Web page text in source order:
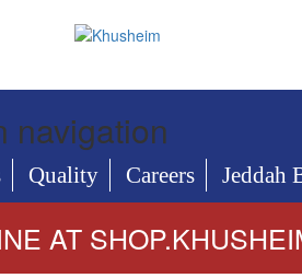
navigation
Quality Careers Jeddah
AT